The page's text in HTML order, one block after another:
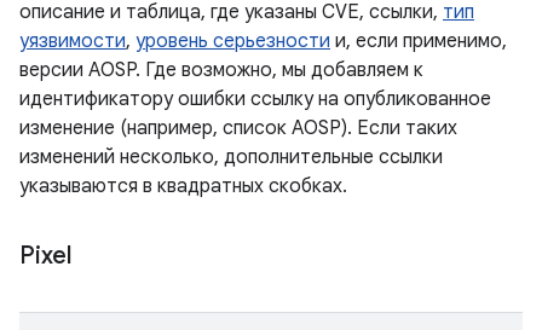
описание и таблица, где указаны CVE, ссылки, тип
уязвимости, уровень серьезности и, если применимо,
версии AOSP. Где возможно, мы добавляем к
идентификатору ошибки ссылку на опубликованное
изменение (например, список AOSP). Если таких
изменений несколько, дополнительные ссылки
указываются в квадратных скобках.
Pixel